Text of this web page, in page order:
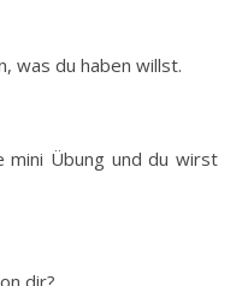
was du haben willst.
mini Übung und du wirst
dir?